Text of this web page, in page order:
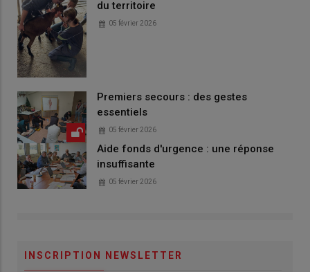
du territoire
05 février 2026
Premiers secours : des gestes
essentiels
05 février 2026
Aide fonds d'urgence : une réponse
insuffisante
05 février 2026
INSCRIPTION NEWSLETTER